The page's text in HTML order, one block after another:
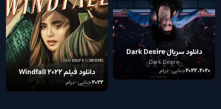
دانلود سریال Dark Desire
Dark Desire
2020، 2022 جنایی • درام دانلود فیلم Windfall 2022
2022جنایی • درام